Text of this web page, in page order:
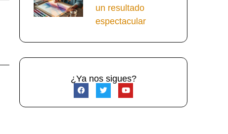
un resultado
espectacular
¿Ya nos sigues?